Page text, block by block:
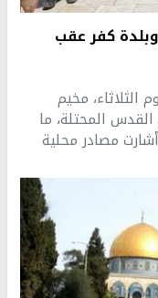
كفر عقب
الثلاثاء، مخيم
المحتلة، ما
مصادر محلية